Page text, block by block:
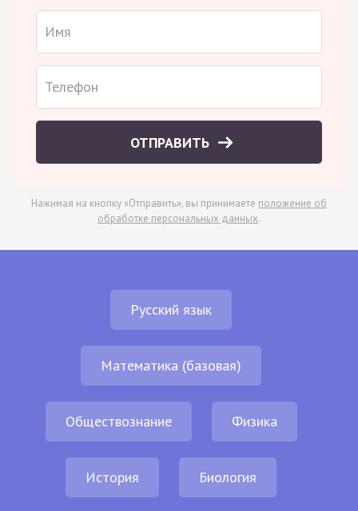
ОТПРАВИТЬ
Нажимая на кнопку «Отправить», вы принимаете положение об
обработке персональных данных.
Русский язык
Математика (базовая)
Обществознание Физика
История Биология